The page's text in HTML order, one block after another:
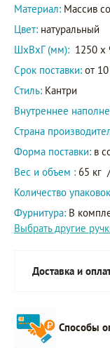
Материал: Массив
Цвет: натуральный
ШxВxГ (мм): 1250 x
Срок поставки: от
Стиль: Кантри
Внутреннее
Страна
Форма поставки: в
Вес и объем : 65 кг
Количество
Фурнитура: В
Выбрать другие
Доставка и
Способы